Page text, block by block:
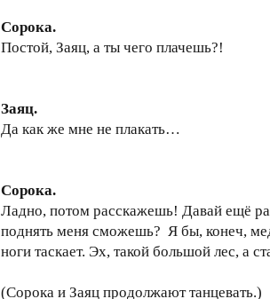
Сорока.
Постой, Заяц, а ты чего плачешь?!
Заяц.
Да как же мне не плакать…
Сорока.
Ладно, потом расскажешь! Давай ещё
поднять меня сможешь? Я бы, конеч,
ноги таскает. Эх, такой большой лес, а
(Сорока и Заяц продолжают танцевать.)